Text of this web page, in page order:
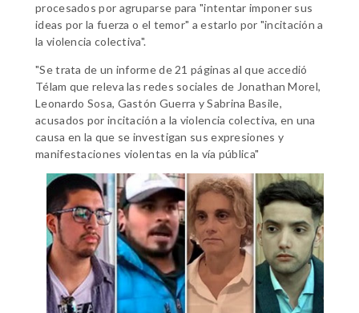
procesados por agruparse para "intentar imponer sus
ideas por la fuerza o el temor" a estarlo por "incitación a
la violencia colectiva".
"Se trata de un informe de 21 páginas al que accedió
Télam que releva las redes sociales de Jonathan Morel,
Leonardo Sosa, Gastón Guerra y Sabrina Basile,
acusados por incitación a la violencia colectiva, en una
causa en la que se investigan sus expresiones y
manifestaciones violentas en la vía pública"